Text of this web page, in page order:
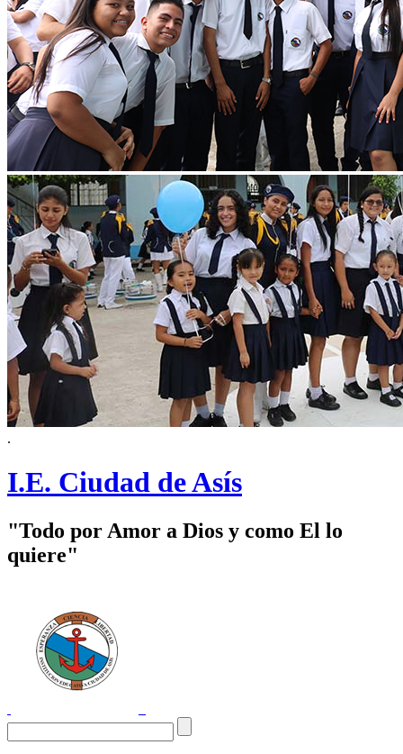
.
I.E. Ciudad de Asís
"Todo por Amor a Dios y como El lo
quiere"